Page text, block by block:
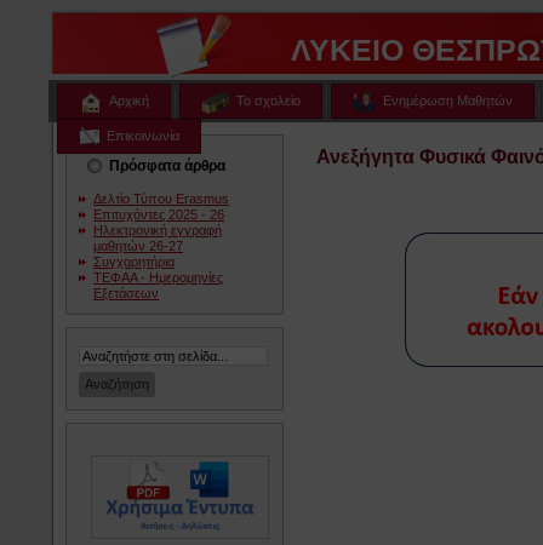
ΛΥΚΕΙΟ
Αρχική Το σχολείο Ενημέρωση Μαθητών
Επικοινωνία
Πρόσφατα άρθρα
Δελτίο Τύπου Erasmus
Επιτυχόντες 2025 - 26
Ηλεκτρονική εγγραφή
μαθητών 26-27
Συγχαρητήρια
ΤΕΦΑΑ - Ημερομηνίες
Εξετάσεων
Ανεξήγητα Φυσικά